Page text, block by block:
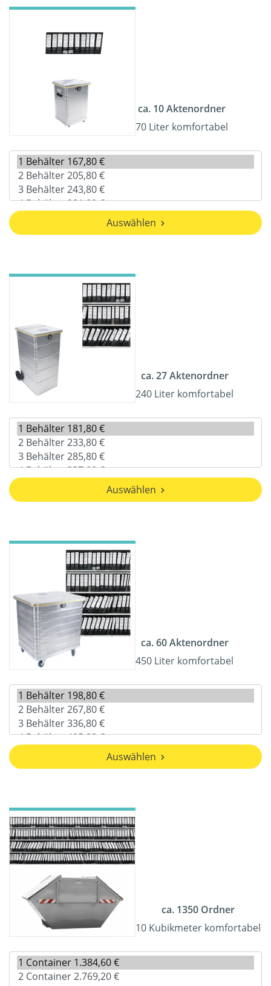
ca. 10 Aktenordner
70 Liter komfortabel
Auswählen
ca. 27 Aktenordner
240 Liter komfortabel
Auswählen
ca. 60 Aktenordner
450 Liter komfortabel
Auswählen
ca. 1350 Ordner
10 Kubikmeter komfortabel